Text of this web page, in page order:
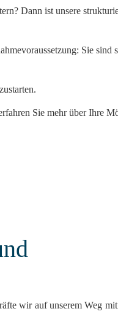
Dann ist unsere
Sie sind
Sie mehr über Ihre
wir auf unserem Weg